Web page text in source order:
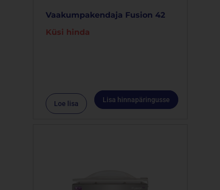
Vaakumpakendaja Fusion 42
Küsi hinda
Loe lisa Lisa hinnapäringusse